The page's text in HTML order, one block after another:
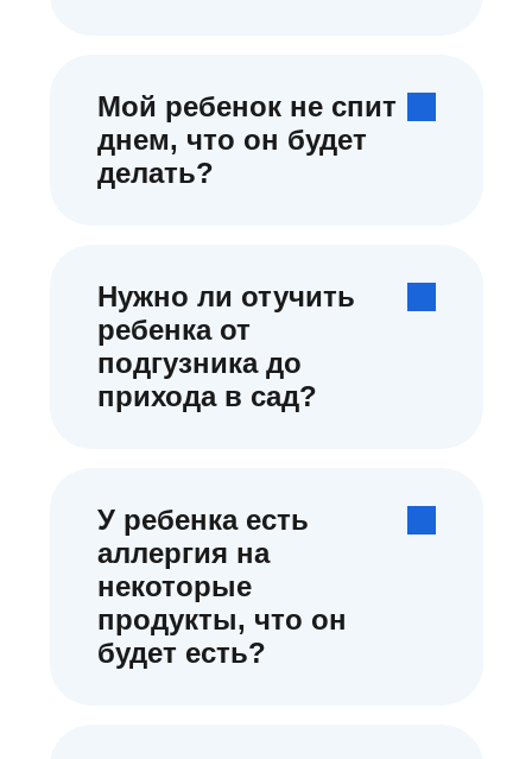
Мой ребенок не спит
днем, что он будет
делать?
Нужно ли отучить
ребенка от
подгузника до
прихода в сад?
У ребенка есть
аллергия на
некоторые
продукты, что он
будет есть?